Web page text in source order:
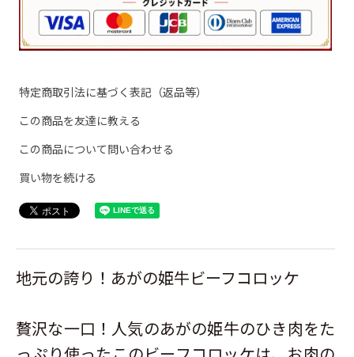
特定商取引法に基づく表記（返品等）
この商品を友達に教える
この商品について問い合わせる
買い物を続ける
地元の誇り！あがの姫牛ビーフコロッケ
贅沢な一口！人気のあがの姫牛のひき肉をた